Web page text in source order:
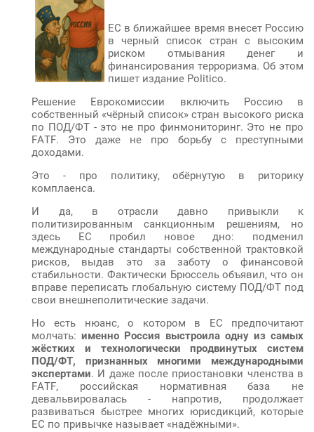
ЕС в ближайшее время внесет Россию
в черный список стран с высоким
риском отмывания денег и
финансирования терроризма. Об этом
пишет издание Politico.
Решение Еврокомиссии включить Россию в
собственный «чёрный список» стран высокого риска
по ПОД/ФТ - это не про финмониторинг. Это не про
FATF. Это даже не про борьбу с преступными
доходами.
Это - про политику, обёрнутую в риторику
комплаенса.
И да, в отрасли давно привыкли к
политизированным санкционным решениям, но
здесь ЕС пробил новое дно: подменил
международные стандарты собственной трактовкой
рисков, выдав это за заботу о финансовой
стабильности. Фактически Брюссель объявил, что он
вправе переписать глобальную систему ПОД/ФТ под
свои внешнеполитические задачи.
Но есть нюанс, о котором в ЕС предпочитают
молчать: именно Россия выстроила одну из самых
жёстких и технологически продвинутых систем
ПОД/ФТ, признанных многими международными
экспертами. И даже после приостановки членства в
FATF, российская нормативная база не
девальвировалась - напротив, продолжает
развиваться быстрее многих юрисдикций, которые
ЕС по привычке называет «надёжными».